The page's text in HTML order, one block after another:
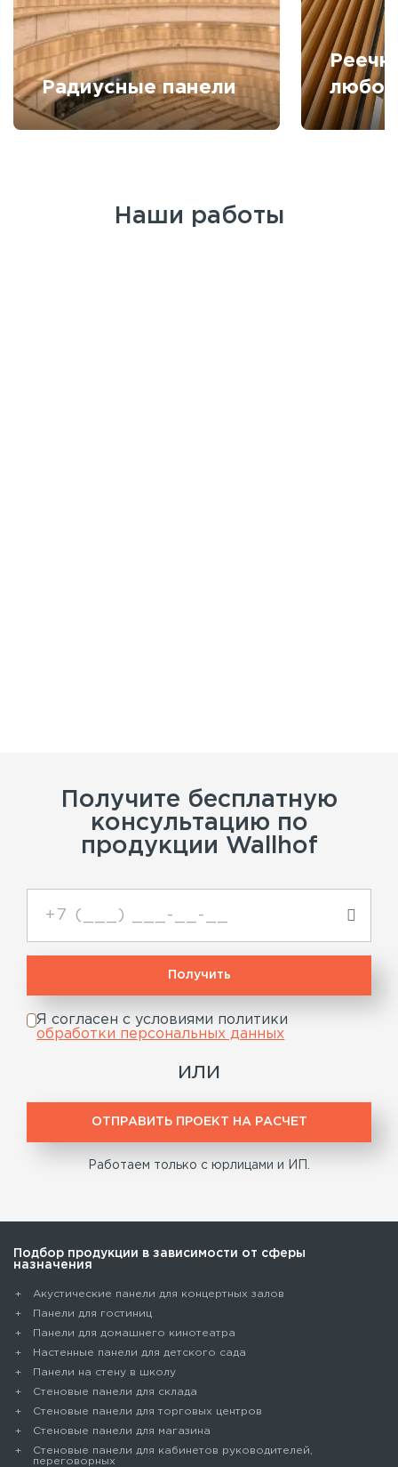
Радиусные панели
Наши работы
Получите бесплатную
консультацию по
продукции Wallhof
Я согласен с условиями политики
обработки персональных данных
или
ОТПРАВИТЬ ПРОЕКТ НА РАСЧЕТ
Работаем только с юрлицами и ИП.
Подбор продукции в зависимости от сферы
назначения
Акустические панели для концертных залов
Панели для гостиниц
Панели для домашнего кинотеатра
Настенные панели для детского сада
Панели на стену в школу
Стеновые панели для склада
Cтеновые панели для торговых центров
Стеновые панели для магазина
Стеновые панели для кабинетов руководителей,
переговорных